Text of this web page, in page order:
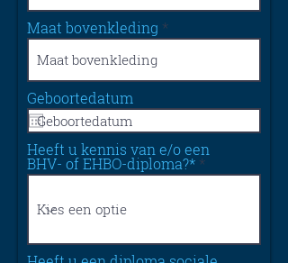
Maat bovenkleding
Geboortedatum
Heeft u kennis van e/o een
BHV- of EHBO-diploma?*